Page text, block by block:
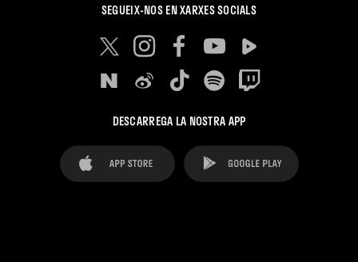
SEGUEIX-NOS EN XARXES SOCIALS
DESCARREGA LA NOSTRA APP